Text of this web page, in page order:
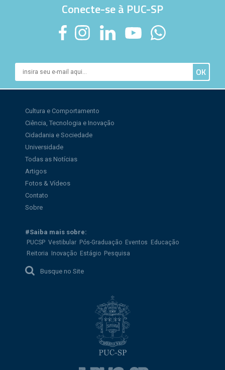
Conecte-se à PUC-SP
Cultura e Comportamento
Ciência, Tecnologia e Inovação
Cidadania e Sociedade
Universidade
Todas as Notícias
Artigos
Fotos & Vídeos
Contato
Sobre
#Saiba mais sobre:
PUCSP Vestibular Pós-Graduação Eventos
Educação
Reitoria
Inovação Estágio Pesquisa
Busque no Site